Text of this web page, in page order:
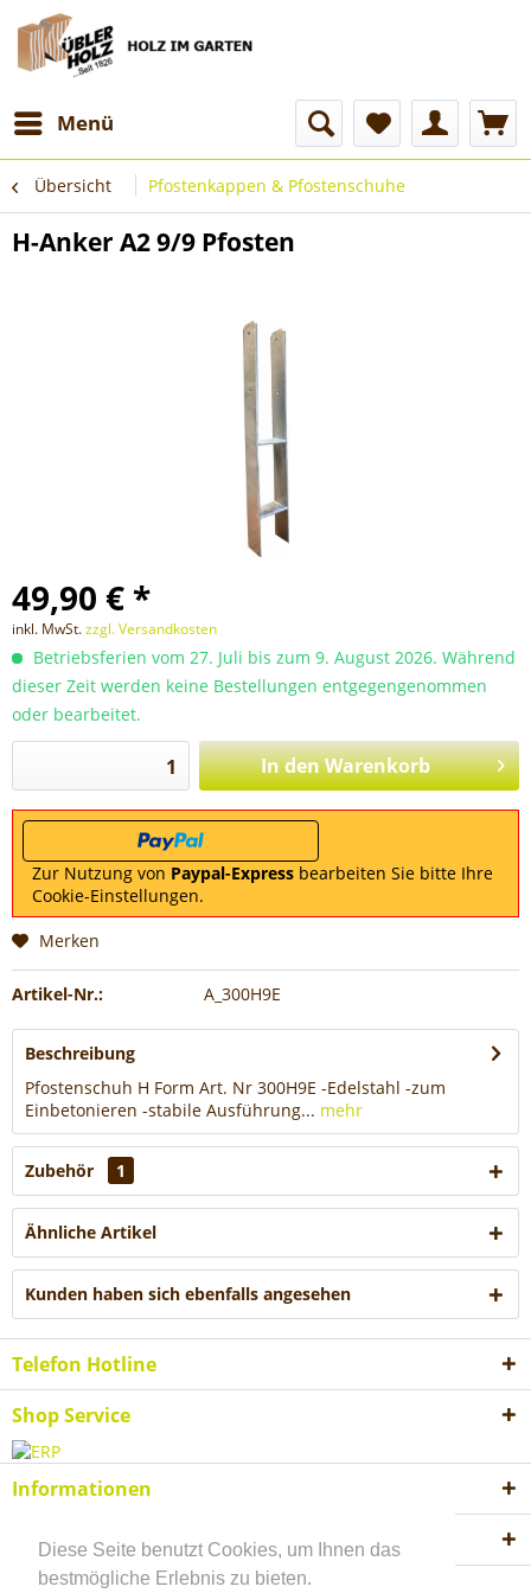
Diese Seite benutzt Cookies, um Ihnen das
bestmögliche Erlebnis zu bieten.
Menü
Übersicht Pfostenkappen & Pfostenschuhe
H-Anker A2 9/9 Pfosten
49,90 € *
inkl. MwSt.zzgl. Versandkosten
Betriebsferien vom 27. Juli bis zum 9. August 2026. Während
dieser Zeit werden keine Bestellungen entgegengenommen
oder bearbeitet.
In denWarenkorb
Zur Nutzung von Paypal-Express bearbeiten Sie bitte Ihre
Cookie-Einstellungen.
Merken
Artikel-Nr.: A_300H9E
Beschreibung
Pfostenschuh H Form Art. Nr 300H9E -Edelstahl -zum
Einbetonieren -stabile Ausführung... mehr
Zubehör 1
Ähnliche Artikel
Kunden haben sich ebenfalls angesehen
Telefon Hotline
Shop Service
Informationen
Akzeptierte Zahlungsweisen